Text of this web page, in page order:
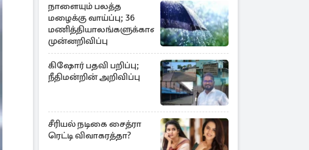
நாளையும் பலத்த
மழைக்கு வாய்ப்பு; 36
மணித்தியாலங்களுக்கான
முன்னறிவிப்பு
கிஷோர் பதவி பறிப்பு;
நீதிமன்றின் அறிவிப்பு
சீரியல் நடிகை சைத்ரா
ரெட்டி விவாகரத்தா?